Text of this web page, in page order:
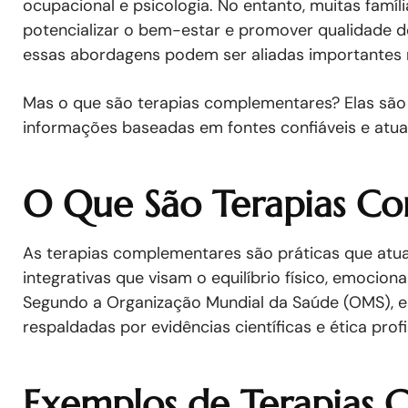
ocupacional e psicologia. No entanto, muitas
potencializar o bem-estar e promover qualidade
essas abordagens podem ser aliadas
Mas o que são terapias complementares? Elas
informações baseadas em fontes confiáveis e
O Que São Terapias
As terapias complementares são práticas que
integrativas que visam o equilíbrio físico,
Segundo a Organização Mundial da Saúde
respaldadas por evidências científicas e ética